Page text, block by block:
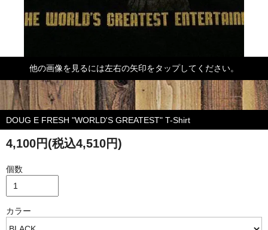
他の画像を見るには左右の矢印をタップしてください。
DOUG E FRESH "WORLD'S GREATEST" T-Shirt
4,100円(税込4,510円)
個数
カラー